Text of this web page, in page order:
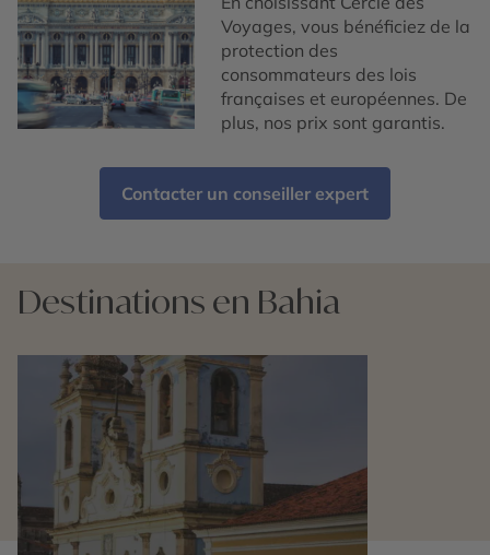
Voyages, vous bénéficiez de la
protection des
consommateurs des lois
françaises et européennes. De
plus, nos prix sont garantis.
Contacter un conseiller expert
Destinations en Bahia